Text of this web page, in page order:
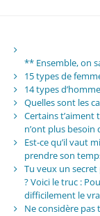
** Ensemble, on
15 types de
14 types
Quelles sont les
Certains t’aiment
n’ont plus besoin
Est-ce qu’il vaut
prendre son
Tu veux un
? Voici le truc :
difficilement le
Ne considère